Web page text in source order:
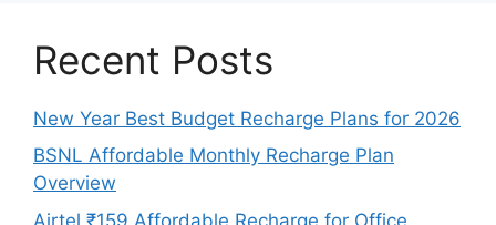
Recent Posts
New Year Best Budget Recharge Plans for 2026
BSNL Affordable Monthly Recharge Plan
Overview
Airtel ₹159 Affordable Recharge for Office